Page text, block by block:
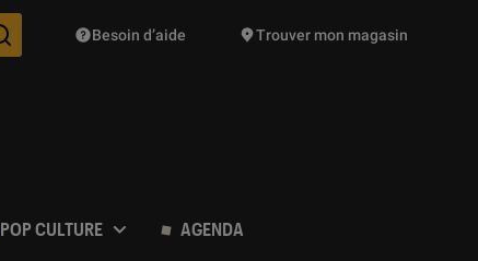
Des suggestions de produits vont vous être proposées
Besoin d’aide Trouver mon magasin
POP CULTURE AGENDA